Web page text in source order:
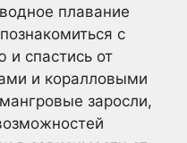
плавание
с
и спастись от
и коралловыми
заросли,